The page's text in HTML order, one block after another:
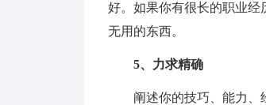
好。如果你有很长的职业
无用的东西。
5、力求精确
阐述你的技巧、能力、